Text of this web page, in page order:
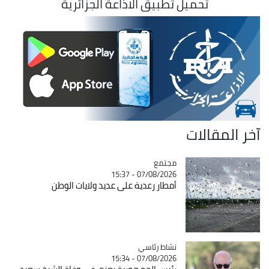
آخر المقالات
Catégorie
مجتمع
07/08/2026 - 15:37
أمطار رعدية على عديد ولايات الوطن
Catégorie
نشاط رئاسي
07/08/2026 - 15:34